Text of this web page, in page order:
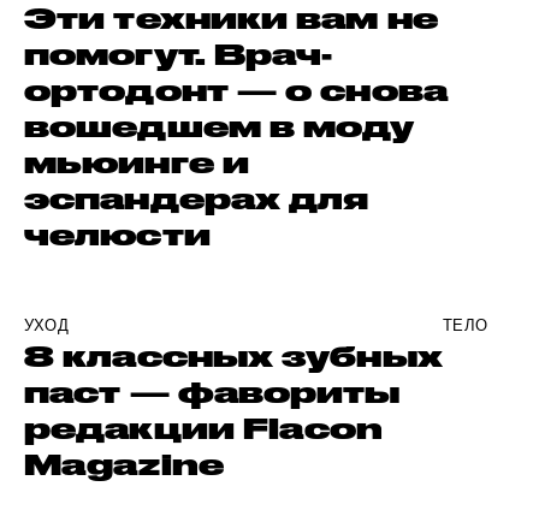
Эти техники вам не
помогут. Врач-
ортодонт — о снова
вошедшем в моду
мьюинге и
эспандерах для
челюсти
УХОД ТЕЛО
8 классных зубных
паст — фавориты
редакции Flacon
Magazine